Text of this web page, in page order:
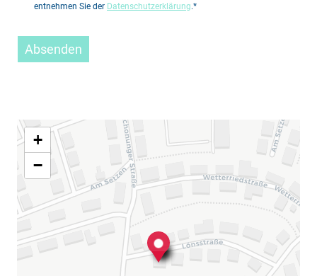
entnehmen Sie der Datenschutzerklärung.*